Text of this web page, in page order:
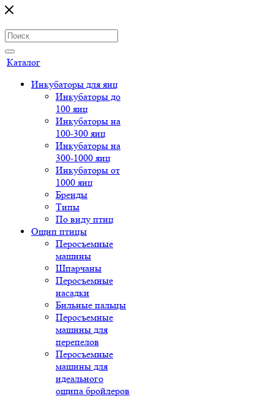
Каталог
Инкубаторы для яиц
Инкубаторы до
100 яиц
Инкубаторы на
100-300 яиц
Инкубаторы на
300-1000 яиц
Инкубаторы от
1000 яиц
Бренды
Типы
По виду птиц
Ощип птицы
Перосъемные
машины
Шпарчаны
Перосъемные
насадки
Бильные пальцы
Перосъемные
машины для
перепелов
Перосъемные
машины для
идеального
ощипа бройлеров